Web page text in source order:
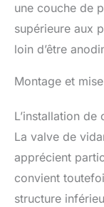
une couche de
supérieure aux
loin d’être
Montage et
L’installation
La valve de
apprécient
convient
structure